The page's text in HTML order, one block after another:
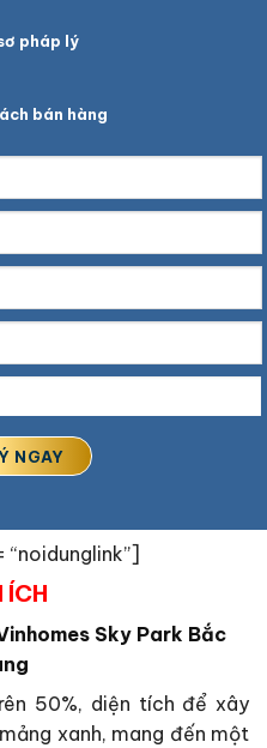
pháp lý
bán hàng
ÍCH
Sky Park Bắc
50%, diện tích để xây
xanh, mang đến một